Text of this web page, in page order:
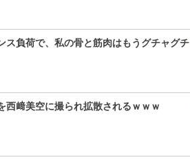
ス負荷で、私の骨と筋肉はもうグチャグチ
西﨑美空に撮られ拡散されるｗｗｗ